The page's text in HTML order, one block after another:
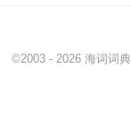
©2003 - 2026 海词词典